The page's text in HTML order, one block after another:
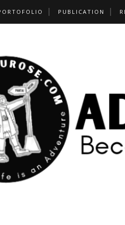
PUBLICATION